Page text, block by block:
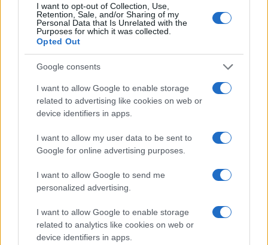
I want to opt-out of Collection, Use,
Retention, Sale, and/or Sharing of my
Personal Data that Is Unrelated with the
Purposes for which it was collected.
Opted Out
Google consents
I want to allow Google to enable storage
related to advertising like cookies on web or
device identifiers in apps.
I want to allow my user data to be sent to
Google for online advertising purposes.
I want to allow Google to send me
personalized advertising.
I want to allow Google to enable storage
related to analytics like cookies on web or
device identifiers in apps.
Trka za dubinom
Kolska rupa nije bila samo naučni projekat. Bila je i
simbol Hladnog rata i sovjetske propagande.
Sovjetski Savez želio je dokazati da može otići
dublje od bilo koje druge države — doslovno.
Sjedinjene Američke Države pokušale su 1960-ih
okeanske kore, ali je projekat ugašen zbog
nedostatka novca.
Njemačka je kasnije realizovala projekat KTB, koji je
dostigao dubinu od 9.101 metar — impresivno, ali i
dalje oko tri kilometra pliće od sovjetskog rekorda.
Do danas nijedna država nije nadmašila vertikalnu